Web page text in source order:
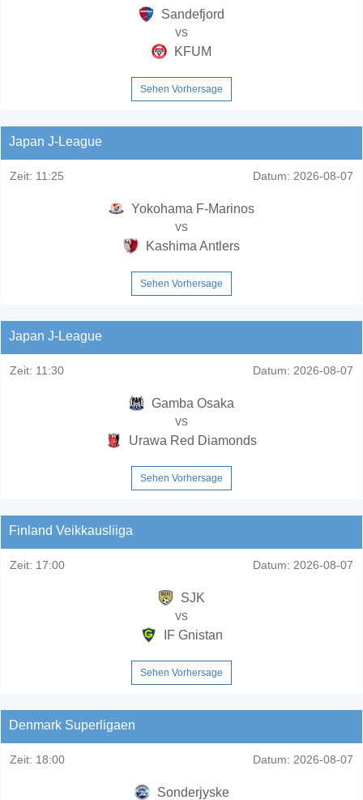
Sandefjord
vs
KFUM
Sehen Vorhersage
Japan J-League
Zeit: 11:25 Datum: 2026-08-07
Yokohama F-Marinos
vs
Kashima Antlers
Sehen Vorhersage
Japan J-League
Zeit: 11:30 Datum: 2026-08-07
Gamba Osaka
vs
Urawa Red Diamonds
Sehen Vorhersage
Finland Veikkausliiga
Zeit: 17:00 Datum: 2026-08-07
SJK
vs
IF Gnistan
Sehen Vorhersage
Denmark Superligaen
Zeit: 18:00 Datum: 2026-08-07
Sonderjyske